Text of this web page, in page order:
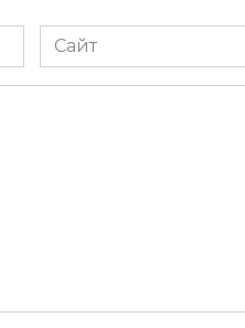
Сайт